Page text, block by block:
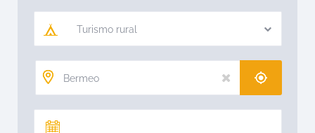
Turismo rural